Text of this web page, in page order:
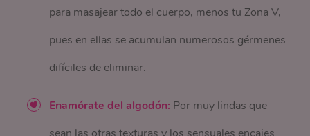
para masajear todo el cuerpo, menos tu Zona V,
pues en ellas se acumulan numerosos gérmenes
difíciles de eliminar.
Enamórate del algodón: Por muy lindas que